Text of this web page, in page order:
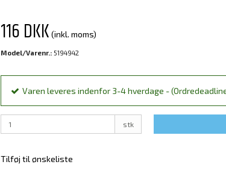
116 DKK (inkl. moms)
Model/Varenr.: 5194942
Varen leveres indenfor 3-4 hverdage -
stk
Tilføj til ønskeliste